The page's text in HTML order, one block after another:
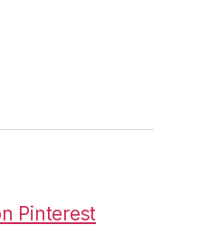
Pinterest